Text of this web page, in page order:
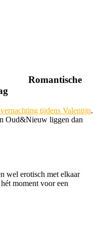
Romantische
tijdens Valentijn.
Oud&Nieuw liggen dan
wel erotisch met elkaar
moment voor een